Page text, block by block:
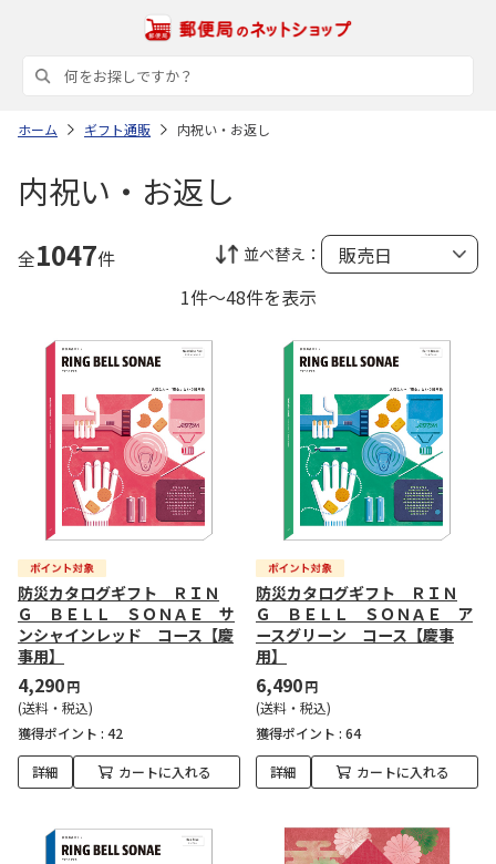
ホーム ギフト通販 内祝い・お返し
内祝い・お返し
全1047件 並べ替え：
1件～48件を表示
防災カタログギフト ＲＩＮ
Ｇ ＢＥＬＬ ＳＯＮＡＥ サ
ンシャインレッド コース【慶
事用】
4,290円
(送料・税込)
獲得ポイント : 42
詳細 カートに入れる
防災カタログギフト ＲＩＮ
Ｇ ＢＥＬＬ ＳＯＮＡＥ ア
ースグリーン コース【慶事
用】
6,490円
(送料・税込)
獲得ポイント : 64
詳細 カートに入れる